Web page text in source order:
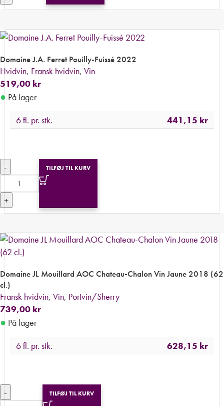
Domaine J.A. Ferret Pouilly-Fuissé 2022
Hvidvin, Fransk hvidvin, Vin
519,00 kr
● På lager
6 fl. pr. stk.
441,15 kr
-
+
TILFØJ TIL KURV
Domaine JL Mouillard AOC Chateau-Chalon Vin Jaune 2018 (62
cl.)
Fransk hvidvin, Vin, Portvin/Sherry
739,00 kr
● På lager
6 fl. pr. stk.
628,15 kr
- TILFØJ TIL KURV